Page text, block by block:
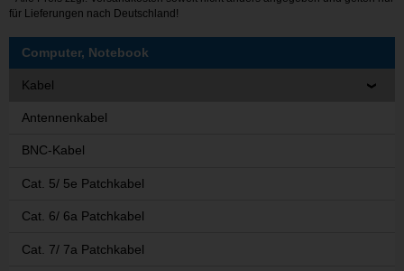
für Lieferungen nach Deutschland!
Computer, Notebook
Kabel
Antennenkabel
BNC-Kabel
Cat. 5/ 5e Patchkabel
Cat. 6/ 6a Patchkabel
Cat. 7/ 7a Patchkabel